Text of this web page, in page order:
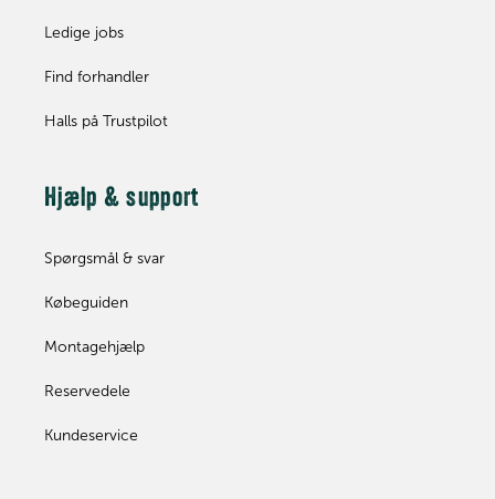
Ledige jobs
Find forhandler
Halls på Trustpilot
Hjælp & support
Spørgsmål & svar
Købeguiden
Montagehjælp
Reservedele
Kundeservice